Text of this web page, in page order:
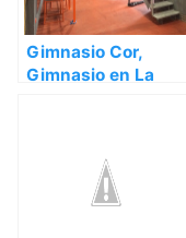
Gimnasio Cor,
Gimnasio en La